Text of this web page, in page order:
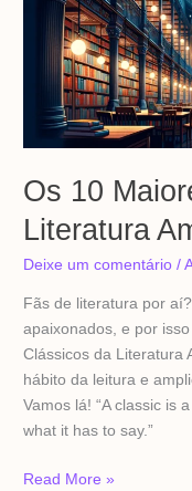
Os 10
Literatura
Deixe um comentário /
Fãs de literatura por
apaixonados, e por
Clássicos da Literatura
hábito da leitura e
Vamos lá! “A classic is
what it has to say.”
Literatura
Americana
Read More »